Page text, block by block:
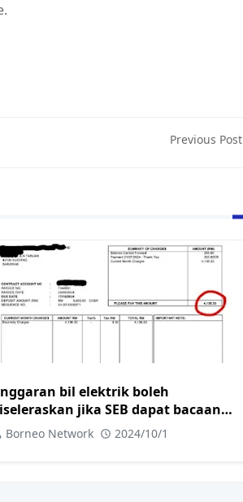
Previous Post
bil elektrik boleh
jika SEB dapat bacaan
meter
Borneo Network 2024/10/1